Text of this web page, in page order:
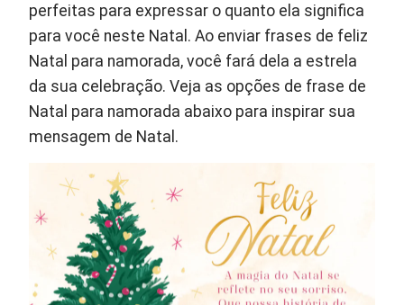
perfeitas para expressar o quanto ela significa
para você neste Natal. Ao enviar frases de feliz
Natal para namorada, você fará dela a estrela
da sua celebração. Veja as opções de frase de
Natal para namorada abaixo para inspirar sua
mensagem de Natal.